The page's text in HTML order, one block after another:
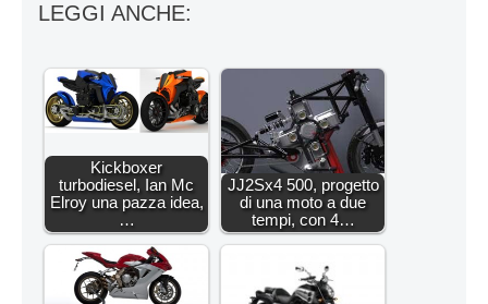
LEGGI ANCHE:
Kickboxer
turbodiesel, Ian Mc
Elroy una pazza idea,
…
JJ2Sx4 500, progetto
di una moto a due
tempi, con 4…